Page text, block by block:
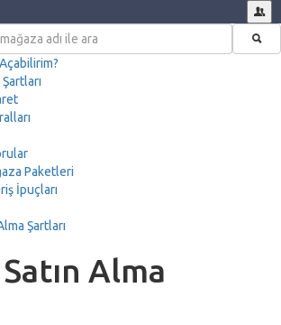
Paketleri
İpuçları
Şartları
Alma